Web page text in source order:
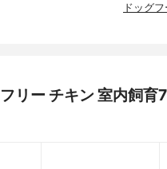
ドッグ
リー チキン 室内飼育